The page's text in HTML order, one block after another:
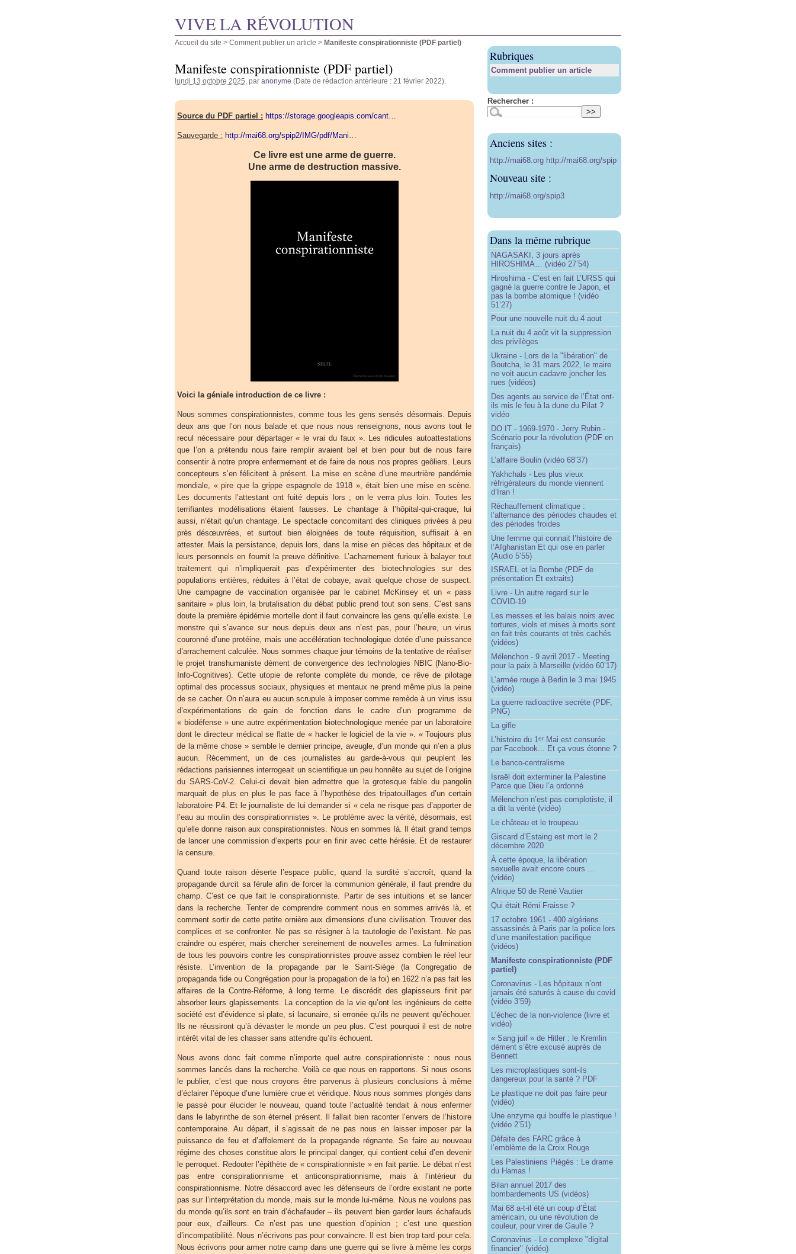
VIVE LA RÉVOLUTION
Accueil du site > Comment publier un article > Manifeste conspirationniste (PDF partiel)
Manifeste conspirationniste (PDF partiel)
lundi 13 octobre 2025 , par anonyme (Date de rédaction antérieure : 21 février 2022).
Source du PDF partiel : https://storage.googleapis.com/cant…
Sauvegarde : http://mai68.org/spip2/IMG/pdf/Mani…
Ce livre est une arme de guerre.
Une arme de destruction massive.
Voici la géniale introduction de ce livre :
Nous sommes conspirationnistes, comme tous les gens sensés désormais. Depuis
deux ans que l’on nous balade et que nous nous renseignons, nous avons tout le
recul nécessaire pour départager « le vrai du faux ». Les ridicules autoattestations
que l’on a prétendu nous faire remplir avaient bel et bien pour but de nous faire
consentir à notre propre enfermement et de faire de nous nos propres geôliers. Leurs
concepteurs s’en félicitent à présent. La mise en scène d’une meurtrière pandémie
mondiale, « pire que la grippe espagnole de 1918 », était bien une mise en scène.
Les documents l’attestant ont fuité depuis lors ; on le verra plus loin. Toutes les
terrifiantes modélisations étaient fausses. Le chantage à l’hôpital-qui-craque, lui
aussi, n’était qu’un chantage. Le spectacle concomitant des cliniques privées à peu
près désœuvrées, et surtout bien éloignées de toute réquisition, suffisait à en
attester. Mais la persistance, depuis lors, dans la mise en pièces des hôpitaux et de
leurs personnels en fournit la preuve définitive. L’acharnement furieux à balayer tout
traitement qui n’impliquerait pas d’expérimenter des biotechnologies sur des
populations entières, réduites à l’état de cobaye, avait quelque chose de suspect.
Une campagne de vaccination organisée par le cabinet McKinsey et un « pass
sanitaire » plus loin, la brutalisation du débat public prend tout son sens. C’est sans
doute la première épidémie mortelle dont il faut convaincre les gens qu’elle existe. Le
monstre qui s’avance sur nous depuis deux ans n’est pas, pour l’heure, un virus
couronné d’une protéine, mais une accélération technologique dotée d’une puissance
d’arrachement calculée. Nous sommes chaque jour témoins de la tentative de réaliser
le projet transhumaniste dément de convergence des technologies NBIC (Nano-Bio-
Info-Cognitives). Cette utopie de refonte complète du monde, ce rêve de pilotage
optimal des processus sociaux, physiques et mentaux ne prend même plus la peine
de se cacher. On n’aura eu aucun scrupule à imposer comme remède à un virus issu
d’expérimentations de gain de fonction dans le cadre d’un programme de
« biodéfense » une autre expérimentation biotechnologique menée par un laboratoire
dont le directeur médical se flatte de « hacker le logiciel de la vie ». « Toujours plus
de la même chose » semble le dernier principe, aveugle, d’un monde qui n’en a plus
aucun. Récemment, un de ces journalistes au garde-à-vous qui peuplent les
rédactions parisiennes interrogeait un scientifique un peu honnête au sujet de l’origine
du SARS-CoV-2. Celui-ci devait bien admettre que la grotesque fable du pangolin
marquait de plus en plus le pas face à l’hypothèse des tripatouillages d’un certain
laboratoire P4. Et le journaliste de lui demander si « cela ne risque pas d’apporter de
l’eau au moulin des conspirationnistes ». Le problème avec la vérité, désormais, est
qu’elle donne raison aux conspirationnistes. Nous en sommes là. Il était grand temps
de lancer une commission d’experts pour en finir avec cette hérésie. Et de restaurer
la censure.
Quand toute raison déserte l’espace public, quand la surdité s’accroît, quand la
propagande durcit sa férule afin de forcer la communion générale, il faut prendre du
champ. C’est ce que fait le conspirationniste. Partir de ses intuitions et se lancer
dans la recherche. Tenter de comprendre comment nous en sommes arrivés là, et
comment sortir de cette petite ornière aux dimensions d’une civilisation. Trouver des
complices et se confronter. Ne pas se résigner à la tautologie de l’existant. Ne pas
craindre ou espérer, mais chercher sereinement de nouvelles armes. La fulmination
de tous les pouvoirs contre les conspirationnistes prouve assez combien le réel leur
résiste. L’invention de la propagande par le Saint-Siège (la Congregatio de
propaganda fide ou Congrégation pour la propagation de la foi) en 1622 n’a pas fait les
affaires de la Contre-Réforme, à long terme. Le discrédit des glapisseurs finit par
absorber leurs glapissements. La conception de la vie qu’ont les ingénieurs de cette
société est d’évidence si plate, si lacunaire, si erronée qu’ils ne peuvent qu’échouer.
Ils ne réussiront qu’à dévaster le monde un peu plus. C’est pourquoi il est de notre
intérêt vital de les chasser sans attendre qu’ils échouent.
Nous avons donc fait comme n’importe quel autre conspirationniste : nous nous
sommes lancés dans la recherche. Voilà ce que nous en rapportons. Si nous osons
le publier, c’est que nous croyons être parvenus à plusieurs conclusions à même
d’éclairer l’époque d’une lumière crue et véridique. Nous nous sommes plongés dans
le passé pour élucider le nouveau, quand toute l’actualité tendait à nous enfermer
dans le labyrinthe de son éternel présent. Il fallait bien raconter l’envers de l’histoire
contemporaine. Au départ, il s’agissait de ne pas nous en laisser imposer par la
puissance de feu et d’affolement de la propagande régnante. Se faire au nouveau
régime des choses constitue alors le principal danger, qui contient celui d’en devenir
le perroquet. Redouter l’épithète de « conspirationniste » en fait partie. Le débat n’est
pas entre conspirationnisme et anticonspirationnisme, mais à l’intérieur du
conspirationnisme. Notre désaccord avec les défenseurs de l’ordre existant ne porte
pas sur l’interprétation du monde, mais sur le monde lui-même. Nous ne voulons pas
du monde qu’ils sont en train d’échafauder – ils peuvent bien garder leurs échafauds
pour eux, d’ailleurs. Ce n’est pas une question d’opinion ; c’est une question
d’incompatibilité. Nous n’écrivons pas pour convaincre. Il est bien trop tard pour cela.
Nous écrivons pour armer notre camp dans une guerre qui se livre à même les corps
Rubriques
Comment publier un article
Rechercher :
Anciens sites :
http://mai68.org http://mai68.org/spip
Nouveau site :
http://mai68.org/spip3
Dans la même rubrique
NAGASAKI, 3 jours après
HIROSHIMA… (vidéo 27’54)
Hiroshima - C’est en fait L’URSS qui
gagné la guerre contre le Japon, et
pas la bombe atomique ! (vidéo
51’27)
Pour une nouvelle nuit du 4 aout
La nuit du 4 août vit la suppression
des privilèges
Ukraine - Lors de la "libération" de
Boutcha, le 31 mars 2022, le maire
ne voit aucun cadavre joncher les
rues (vidéos)
Des agents au service de l’État ont-
ils mis le feu à la dune du Pilat ?
vidéo
DO IT - 1969-1970 - Jerry Rubin -
Scénario pour la révolution (PDF en
français)
L’affaire Boulin (vidéo 68’37)
Yakhchals - Les plus vieux
réfrigérateurs du monde viennent
d’Iran !
Réchauffement climatique :
l’alternance des périodes chaudes et
des périodes froides
Une femme qui connait l’histoire de
l’Afghanistan Et qui ose en parler
(Audio 5’55)
ISRAEL et la Bombe (PDF de
présentation Et extraits)
Livre - Un autre regard sur le
COVID-19
Les messes et les balais noirs avec
tortures, viols et mises à morts sont
en fait très courants et très cachés
(vidéos)
Mélenchon - 9 avril 2017 - Meeting
pour la paix à Marseille (vidéo 60’17)
L’armée rouge à Berlin le 3 mai 1945
(vidéo)
La guerre radioactive secrète (PDF,
PNG)
La gifle
L’histoire du 1er Mai est censurée
par Facebook... Et ça vous étonne ?
Le banco-centralisme
Israël doit exterminer la Palestine
Parce que Dieu l’a ordonné
Mélenchon n’est pas complotiste, il
a dit la vérité (vidéo)
Le château et le troupeau
Giscard d’Estaing est mort le 2
décembre 2020
À cette époque, la libération
sexuelle avait encore cours ...
(vidéo)
Afrique 50 de René Vautier
Qui était Rémi Fraisse ?
17 octobre 1961 - 400 algériens
assassinés à Paris par la police lors
d’une manifestation pacifique
(vidéos)
Manifeste conspirationniste (PDF
partiel)
Coronavirus - Les hôpitaux n’ont
jamais été saturés à cause du covid
(vidéo 3’59)
L’échec de la non-violence (livre et
vidéo)
« Sang juif » de Hitler : le Kremlin
dément s’être excusé auprès de
Bennett
Les microplastiques sont-ils
dangereux pour la santé ? PDF
Le plastique ne doit pas faire peur
(vidéo)
Une enzyme qui bouffe le plastique !
(vidéo 2’51)
Défaite des FARC grâce à
l’emblème de la Croix Rouge
Les Palestiniens Piégés : Le drame
du Hamas !
Bilan annuel 2017 des
bombardements US (vidéos)
Mai 68 a-t-il été un coup d’État
américain, ou une révolution de
couleur, pour virer de Gaulle ?
Coronavirus - Le complexe "digital
financier" (vidéo)